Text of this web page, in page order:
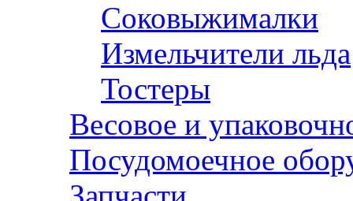
Соковыжималки
Измельчители льда
Тостеры
Весовое и
Посудомоечное